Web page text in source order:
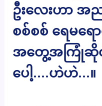
ဦးလေးဟာ အ
စစ်စစ် ရေမရ
အတွေ့အကြုံဆိုတ
ပေါ့….ဟဲဟဲ…။